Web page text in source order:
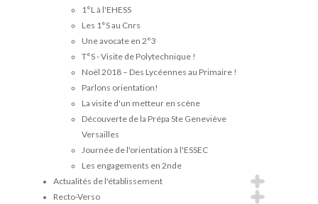
1°L à l'EHESS
Les 1°S au Cnrs
Une avocate en 2°3
T°S - Visite de Polytechnique !
Noël 2018 – Des Lycéennes au Primaire !
Parlons orientation!
La visite d'un metteur en scène
Découverte de la Prépa Ste Geneviève
Versailles
Journée de l'orientation à l'ESSEC
Les engagements en 2nde
Actualités de l'établissement
Recto-Verso